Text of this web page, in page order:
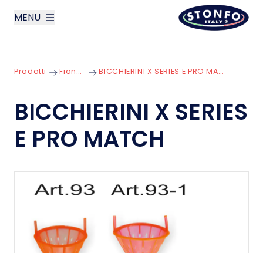
MENU
Prodotti
News
Prodotti Fionde BICCHIERINI X SERIES E PRO MATCH
BICCHIERINI X SERIES
E PRO MATCH